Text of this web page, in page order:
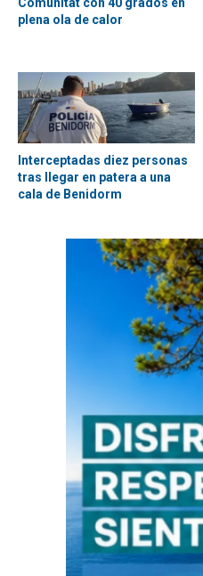
plena ola de calor
Interceptadas diez personas
tras llegar en patera a una
cala de Benidorm